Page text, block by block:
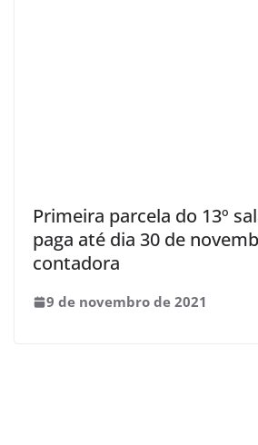
Primeira parcela do 13º
paga até dia 30 de
contadora
9 de novembro de 2021